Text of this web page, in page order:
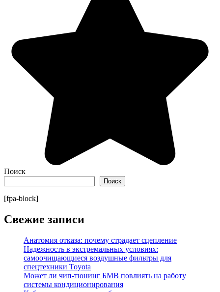
Поиск
Поиск
[fpa-block]
Свежие записи
Анатомия отказа: почему страдает сцепление
Надежность в экстремальных условиях:
самоочищающиеся воздушные фильтры для
спецтехники Toyota
Может ли чип-тюнинг БМВ повлиять на работу
системы кондиционирования